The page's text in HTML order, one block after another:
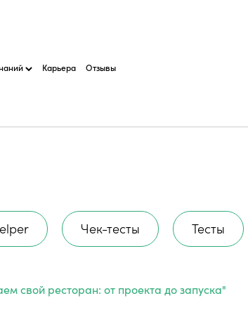
Карьера Отзывы
Чек-тесты Тесты
свой ресторан: от проекта до запуска"